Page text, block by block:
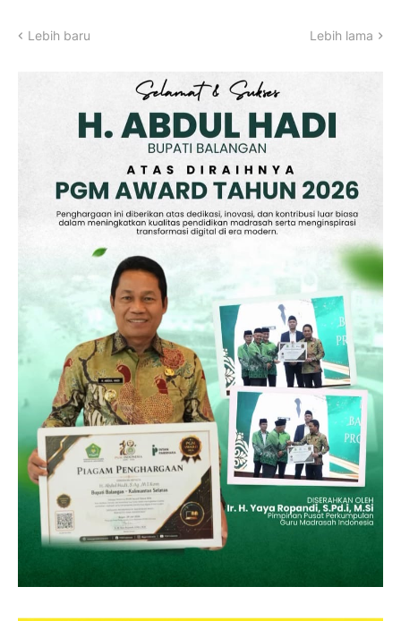
Lebih baru Lebih lama